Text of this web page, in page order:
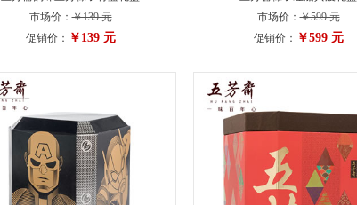
市场价：￥139 元
促销价： ￥139 元
市场价：￥599 元
促销价： ￥599 元